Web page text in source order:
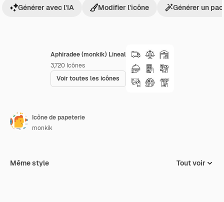
Aphiradee (monkik) Lineal
3,720 Icônes
Voir toutes les icônes
Générer avec l’IA Modifier l’icône Générer un
Icône de papeterie
monkik
Même style Tout voir